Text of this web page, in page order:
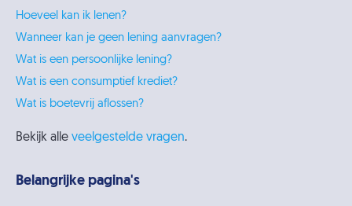
Hoeveel kan ik lenen?
Wanneer kan je geen lening aanvragen?
Wat is een persoonlijke lening?
Wat is een consumptief krediet?
Wat is boetevrij aflossen?
Bekijk alle veelgestelde vragen.
Belangrijke pagina's